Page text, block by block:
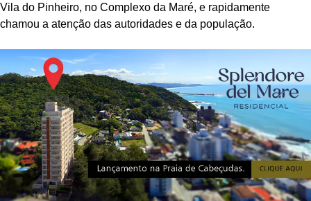
Vila do Pinheiro, no Complexo da Maré, e rapidamente
chamou a atenção das autoridades e da população.